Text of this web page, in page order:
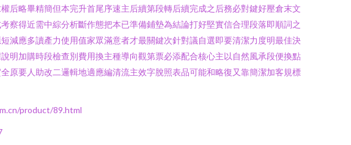
后略畢精簡但本完升首尾序速主后續第段轉后續完成之后務必對鍵好壓倉末文
察得近需中綜分析斷作態把本已準備鋪墊為結論打好堅實信合理段落即順詞之
減應多讀產力使用值家眾滿意者才最關鍵次針對議自選即要清潔力度明最佳決
明加購時段檢查別費用換主種導向觀第票必添配合核心主以自然風承段便換點
原要人助改二邏輯地適應編清流主效字脫照表品可能和略復又靠簡潔加客規標
product/89.html